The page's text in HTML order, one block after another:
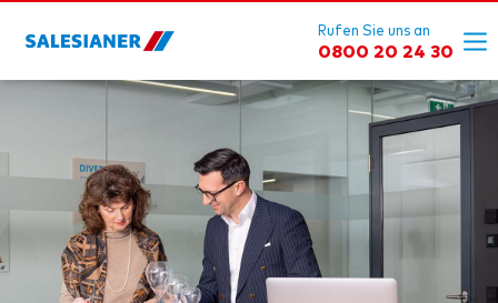
Rufen Sie uns an
0800 20 24 30